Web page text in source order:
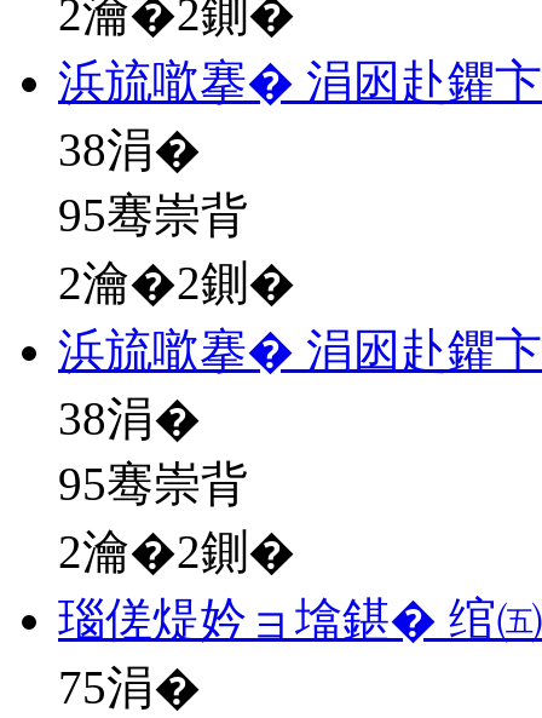
2瀹�2鍘�
浜旈噷搴� 涓囦赴鑺
38涓�
95骞崇背
2瀹�2鍘�
浜旈噷搴� 涓囦赴鑺
38涓�
95骞崇背
2瀹�2鍘�
瑙傞煶妗ョ墖鍖� 绾
75涓�